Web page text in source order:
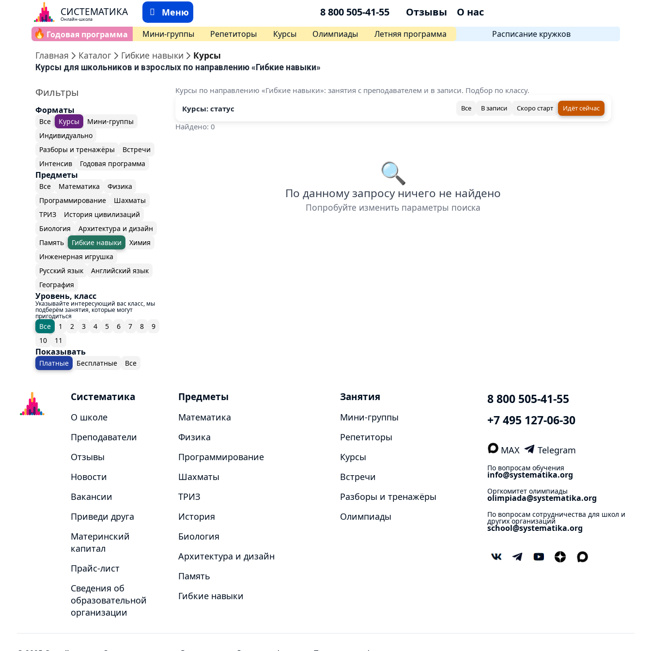
СИСТЕМАТИКА
Онлайн-школа
Меню 8 800 505-41-55 Отзывы
О нас
🔥 Годовая программа Мини-группы Репетиторы Курсы Олимпиады Летняя программа Расписание кружков
Главная Каталог Гибкие навыки Курсы
Курсы для школьников и взрослых по направлению «Гибкие навыки»
Фильтры
Форматы
Все Курсы
Мини-группы
Индивидуально
Разборы и тренажёры
Встречи
Интенсив
Годовая программа
Предметы
Все Математика
Физика
Программирование
Шахматы
ТРИЗ
История цивилизаций
Биология
Архитектура и дизайн
Память
Гибкие навыки
Химия
Инженерная игрушка
Русский язык
Английский язык
География
Уровень, класс
Указывайте интересующий вас класс, мы
подберём занятия, которые могут
пригодиться
Все 1 2 3 4 5 6 7 8
9
10
11
Показывать
Платные Бесплатные Все
Курсы по направлению «Гибкие навыки»: занятия с преподавателем и в записи. Подбор по классу.
Курсы: статус
Все В записи Скоро старт Идёт сейчас
Найдено: 0
🔍
По данному запросу ничего не найдено
Попробуйте изменить параметры поиска
Систематика
О школе
Преподаватели
Отзывы
Новости
Вакансии
Приведи друга
Материнский
капитал
Прайс-лист
Сведения об
образовательной
организации
Предметы
Математика
Физика
Программирование
Шахматы
ТРИЗ
История
Биология
Архитектура и дизайн
Память
Гибкие навыки
Занятия
Мини-группы
Репетиторы
Курсы
Встречи
Разборы и тренажёры
Олимпиады
8 800 505-41-55
+7 495 127-06-30
MAX Telegram
По вопросам обучения
info@systematika.org
Оргкомитет олимпиады
olimpiada@systematika.org
По вопросам сотрудничества для школ и
других организаций
school@systematika.org